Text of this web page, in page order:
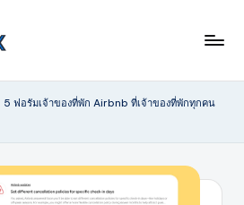
5 ฟอรัมเจ้าของที่พัก Airbnb ที่เจ้าของที่พักทุกคน